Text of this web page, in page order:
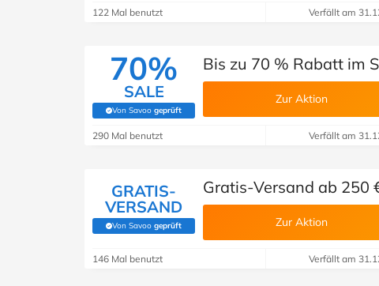
122 Mal benutzt Verfällt am
70%
SALE
Von Savoo geprüft
(Von Savoo geprüft)
Bis zu 70 % Rabatt im
Zur Aktion
290 Mal benutzt Verfällt am
GRATIS-
VERSAND
Von Savoo geprüft
(Von Savoo geprüft)
Gratis-Versand ab 250
Zur Aktion
146 Mal benutzt Verfällt am